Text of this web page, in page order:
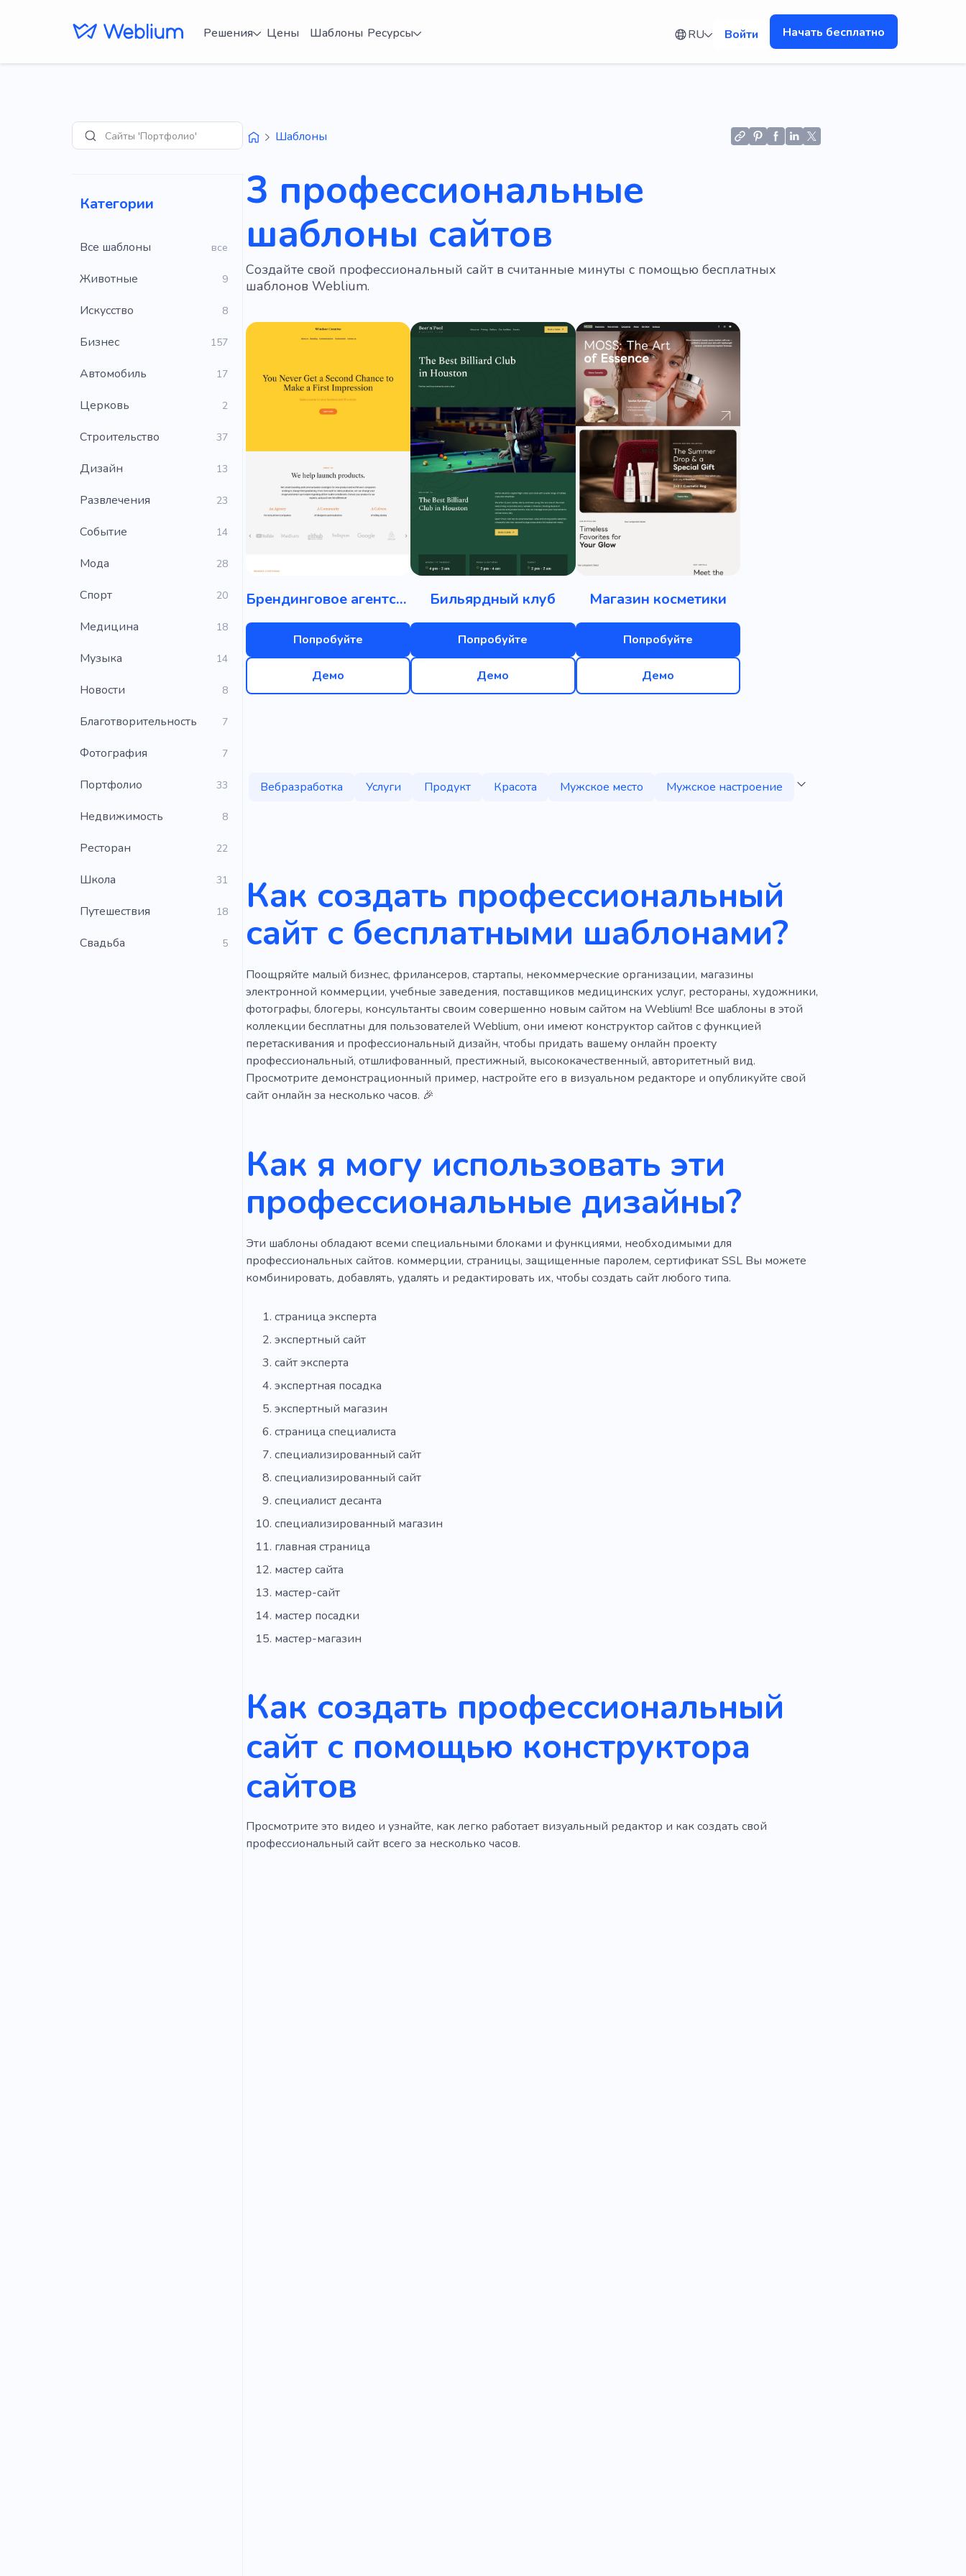
Решения Цены Шаблоны Ресурсы RU Войти Начать бесплатно
ПоискСайты 'Портфолио'
Категории
Все шаблоны все
Животные 9
Искусство 8
Бизнес 157
Автомобиль 17
Церковь 2
Строительство 37
Дизайн 13
Развлечения 23
Событие 14
Мода 28
Cпорт 20
Медицина 18
Музыка 14
Новости 8
Благотворительность 7
Фотография 7
Портфолио 33
Недвижимость 8
Ресторан 22
Школа 31
Путешествия 18
Свадьба 5
Шаблоны
3 профессиональные
шаблоны сайтов
Создайте свой профессиональный сайт в считанные минуты с помощью бесплатных
шаблонов Weblium.
Брендинговое агентство
Попробуйте
Демо
Бильярдный клуб
Попробуйте
Демо
Магазин косметики
Попробуйте
Демо
Вебразработка Услуги Продукт Красота Мужское место Мужское настроение
Как создать профессиональный
сайт с бесплатными шаблонами?
Поощряйте малый бизнес, фрилансеров, стартапы, некоммерческие организации, магазины
электронной коммерции, учебные заведения, поставщиков медицинских услуг, рестораны, художники,
фотографы, блогеры, консультанты своим совершенно новым сайтом на Weblium! Все шаблоны в этой
коллекции бесплатны для пользователей Weblium, они имеют конструктор сайтов с функцией
перетаскивания и профессиональный дизайн, чтобы придать вашему онлайн проекту
профессиональный, отшлифованный, престижный, высококачественный, авторитетный вид.
Просмотрите демонстрационный пример, настройте его в визуальном редакторе и опубликуйте свой
сайт онлайн за несколько часов. 🎉
Как я могу использовать эти
профессиональные дизайны?
Эти шаблоны обладают всеми специальными блоками и функциями, необходимыми для
профессиональных сайтов. коммерции, страницы, защищенные паролем, сертификат SSL Вы можете
комбинировать, добавлять, удалять и редактировать их, чтобы создать сайт любого типа.
страница эксперта
экспертный сайт
сайт эксперта
экспертная посадка
экспертный магазин
страница специалиста
специализированный сайт
специализированный сайт
специалист десанта
специализированный магазин
главная страница
мастер сайта
мастер-сайт
мастер посадки
мастер-магазин
Как создать профессиональный
сайт с помощью конструктора
сайтов
Просмотрите это видео и узнайте, как легко работает визуальный редактор и как создать свой
профессиональный сайт всего за несколько часов.